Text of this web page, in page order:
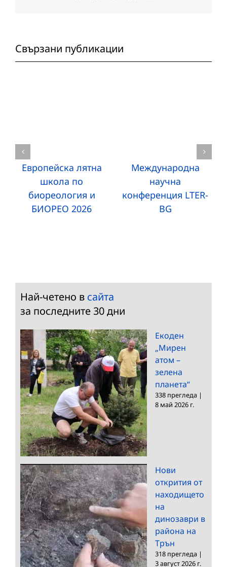
Свързани публикации
Европейска лятна
школа по
биореология и
БИОРЕО 2026
Международна
научна
конференция LTER-
BG
Най-четено в сайта
за последните 30 дни
Екоден
„Мирен
атом –
зелена
планета“
338 прегледа |
8 май 2026 г.
Нови
открития от
находището
на
динозаври в
района на
Трън
318 прегледа |
3 август 2026 г.